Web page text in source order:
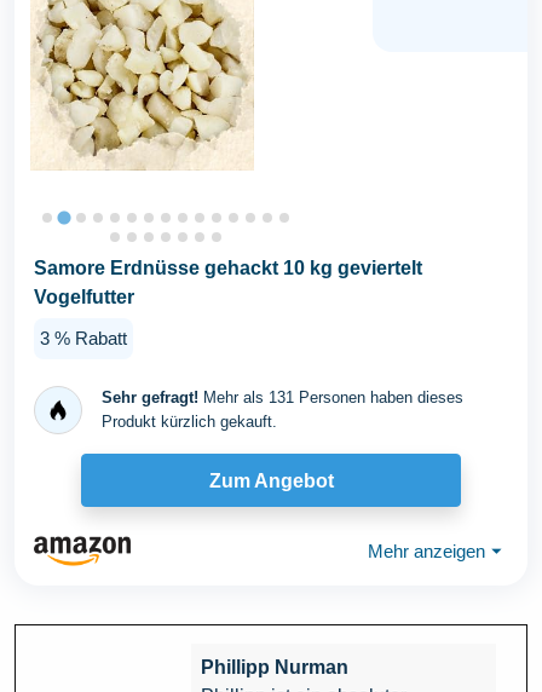
Samore Erdnüsse gehackt 10 kg geviertelt
Vogelfutter
3 % Rabatt
Sehr gefragt! Mehr als 131 Personen haben dieses
Produkt kürzlich gekauft.
Zum Angebot
Mehr anzeigen ⏷
Phillipp Nurman